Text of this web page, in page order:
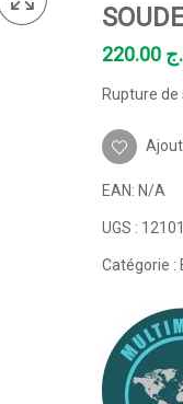
Rupture de
EAN: N/A
UGS : 12101
Catégorie :